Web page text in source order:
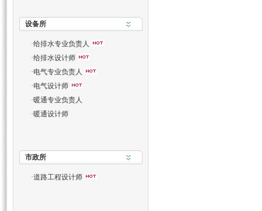
设备所
·给排水专业负责人
·给排水设计师
·电气专业负责人
·电气设计师
·暖通专业负责人
·暖通设计师
市政所
·道路工程设计师